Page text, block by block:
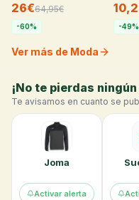
26€64,95€
-60% -49%
Ver más de Moda
¡No te pierdas
Te avisamos en cuanto se
Joma
Activar alerta